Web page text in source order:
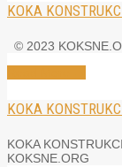
KOKA
© 2023
KOKA
KOKA
KOKSNE.ORG